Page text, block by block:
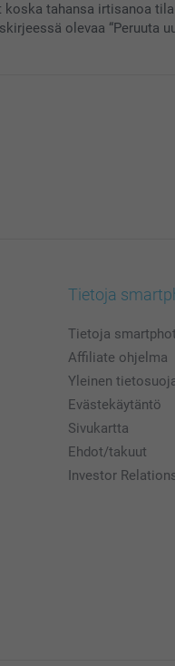
koska tahansa irtisanoa
olevaa “Peruuta
Tietoja
Tietoja
Affiliate ohjelma
Yleinen
Evästekäytäntö
Sivukartta
Ehdot/takuut
Investor